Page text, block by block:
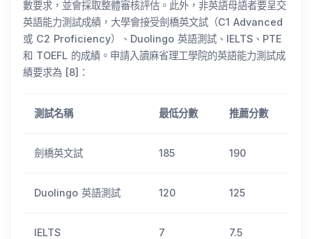
數要求，並會採取整體審核評估。此外，非英語母語者要呈交
英語能力測試成績，大學會接受劍橋英文試（C1 Advanced
或 C2 Proficiency）、Duolingo 英語測試、IELTS、PTE
和 TOEFL 的成績。申請入讀麻省理工學院的英語能力測試成
績要求為 [8]：
測試名稱 最低分數 推薦分數
劍橋英文試 185 190
Duolingo 英語測試 120 125
IELTS 7 7.5